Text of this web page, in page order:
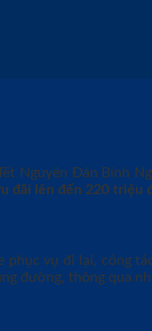
Nguyên Đán Bính
đãi lên đến 220 triệu
vụ đi lại, công
đường, thông qua